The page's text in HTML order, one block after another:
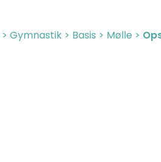
> Gymnastik > Basis > Mølle >